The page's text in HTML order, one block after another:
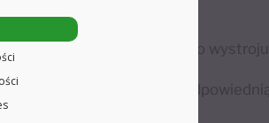
samopoczucie.
będą pasować do nowego
funkcjonalność,